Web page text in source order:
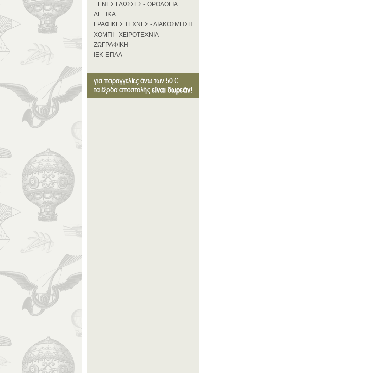
ΞΕΝΕΣ ΓΛΩΣΣΕΣ - ΟΡΟΛΟΓΙΑ
ΛΕΞΙΚΑ
ΓΡΑΦΙΚΕΣ ΤΕΧΝΕΣ - ΔΙΑΚΟΣΜΗΣΗ
ΧΟΜΠΙ - ΧΕΙΡΟΤΕΧΝΙΑ -
ΖΩΓΡΑΦΙΚΗ
ΙΕΚ-ΕΠΑΛ